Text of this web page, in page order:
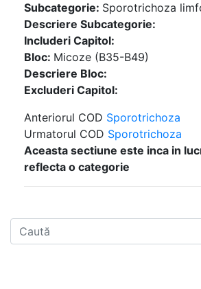
Subcategorie: Sporotrichoza
Descriere Subcategorie:
Includeri Capitol:
Bloc: Micoze (B35-B49)
Descriere Bloc:
Excluderi Capitol:
Anteriorul COD Sporotrichoza
Urmatorul COD Sporotrichoza
Aceasta sectiune este inca in
reflecta o categorie